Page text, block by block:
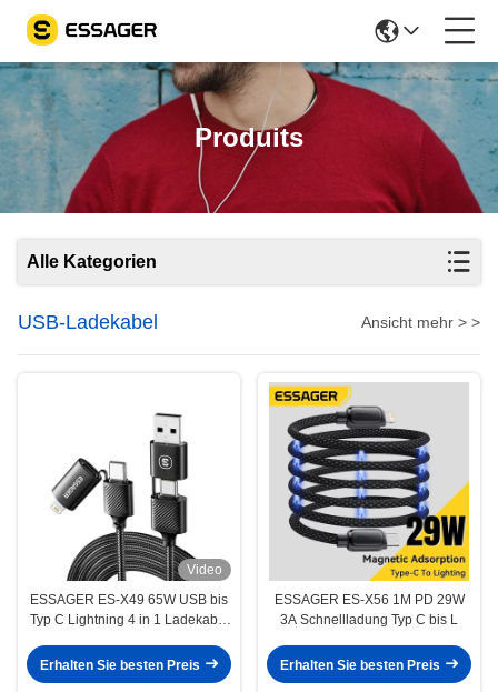
Produits
Alle Kategorien
USB-Ladekabel Ansicht mehr > >
Video
ESSAGER ES-X49 65W USB bis
Typ C Lightning 4 in 1 Ladekabel
Erhalten Sie besten Preis
ESSAGER ES-X56 1M PD 29W
3A Schnellladung Typ C bis L
Erhalten Sie besten Preis